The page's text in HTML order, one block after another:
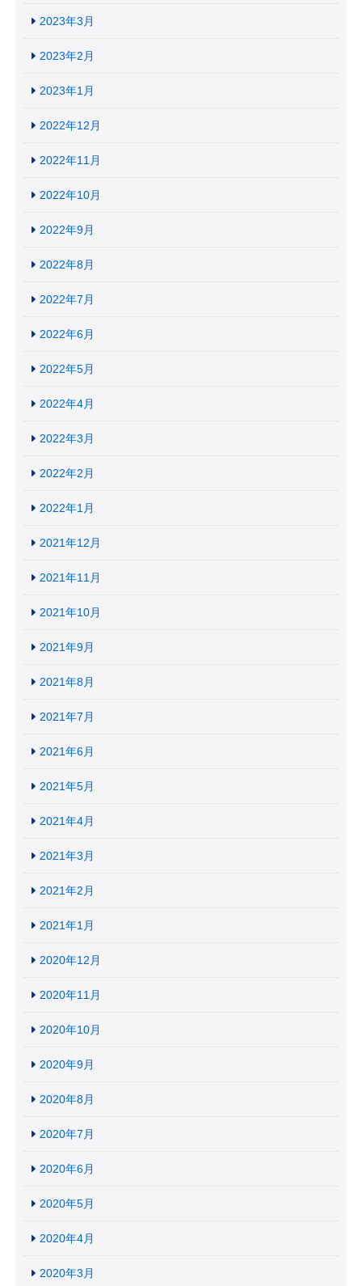
2023年3月
2023年2月
2023年1月
2022年12月
2022年11月
2022年10月
2022年9月
2022年8月
2022年7月
2022年6月
2022年5月
2022年4月
2022年3月
2022年2月
2022年1月
2021年12月
2021年11月
2021年10月
2021年9月
2021年8月
2021年7月
2021年6月
2021年5月
2021年4月
2021年3月
2021年2月
2021年1月
2020年12月
2020年11月
2020年10月
2020年9月
2020年8月
2020年7月
2020年6月
2020年5月
2020年4月
2020年3月